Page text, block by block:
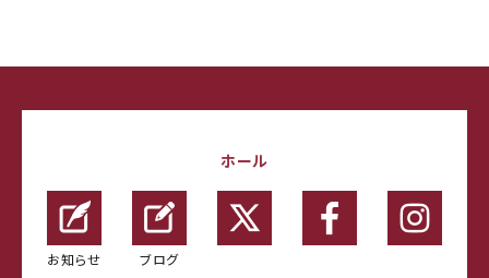
ホール
お知らせ ブログ